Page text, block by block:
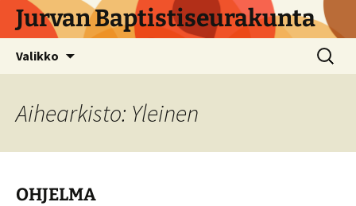
Siirry
sisältöön
Jurvan Baptistiseurakunta
Valikko Haku:
Aihearkisto: Yleinen
OHJELMA